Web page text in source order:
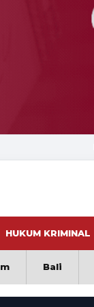
HUKUM KRIMINAL
Bali